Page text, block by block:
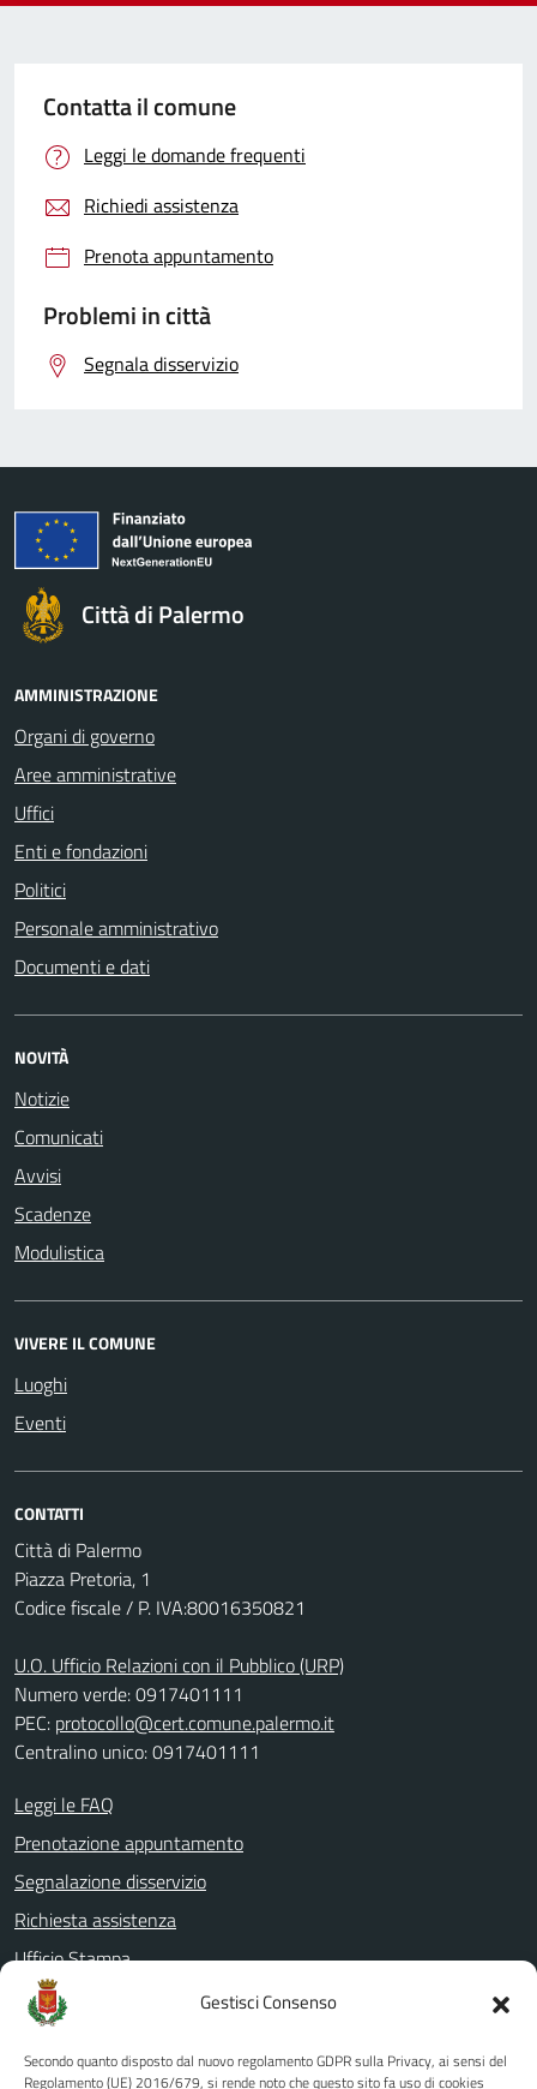
Gestisci Consenso
Secondo quanto disposto dal nuovo regolamento GDPR sulla Privacy, ai sensi del
Regolamento (UE) 2016/679, si rende noto che questo sito fa uso di cookies
Contatta il comune
Leggi le domande frequenti
Richiedi assistenza
Prenota appuntamento
Problemi in città
Segnala disservizio
Città di Palermo
AMMINISTRAZIONE
Organi di governo
Aree amministrative
Uffici
Enti e fondazioni
Politici
Personale amministrativo
Documenti e dati
NOVITÀ
Notizie
Comunicati
Avvisi
Scadenze
Modulistica
VIVERE IL COMUNE
Luoghi
Eventi
CONTATTI
Città di Palermo
Piazza Pretoria, 1
Codice fiscale / P. IVA:80016350821
U.O. Ufficio Relazioni con il Pubblico (URP)
Numero verde: 0917401111
PEC: protocollo@cert.comune.palermo.it
Centralino unico: 0917401111
Leggi le FAQ
Prenotazione appuntamento
Segnalazione disservizio
Richiesta assistenza
Ufficio Stampa
Amministrazione Trasparente
Albo pretorio
Informativa privacy